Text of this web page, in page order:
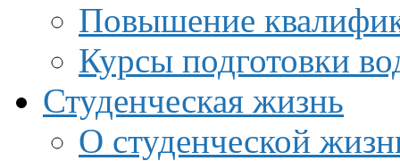
Повышение
Курсы подготовки
Студенческая жизнь
О студенческой